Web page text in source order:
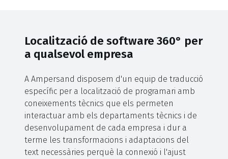
Localització de software 360° per
a qualsevol empresa
A Ampersand disposem d'un equip de traducció
específic per a localització de programari amb
coneixements tècnics que els permeten
interactuar amb els departaments tècnics i de
desenvolupament de cada empresa i dur a
terme les transformacions i adaptacions del
text necessàries perquè la connexió i l'ajust